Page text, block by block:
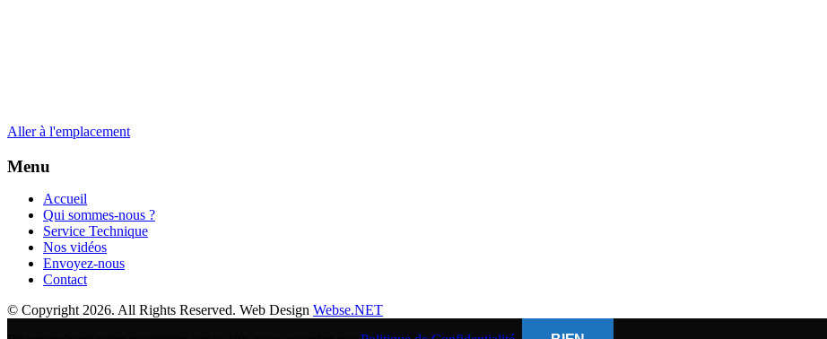
Aller à l'emplacement
Menu
Accueil
Qui sommes-nous ?
Service Technique
Nos vidéos
Envoyez-nous
Contact
© Copyright 2026. All Rights Reserved. Web Design Webse.NET